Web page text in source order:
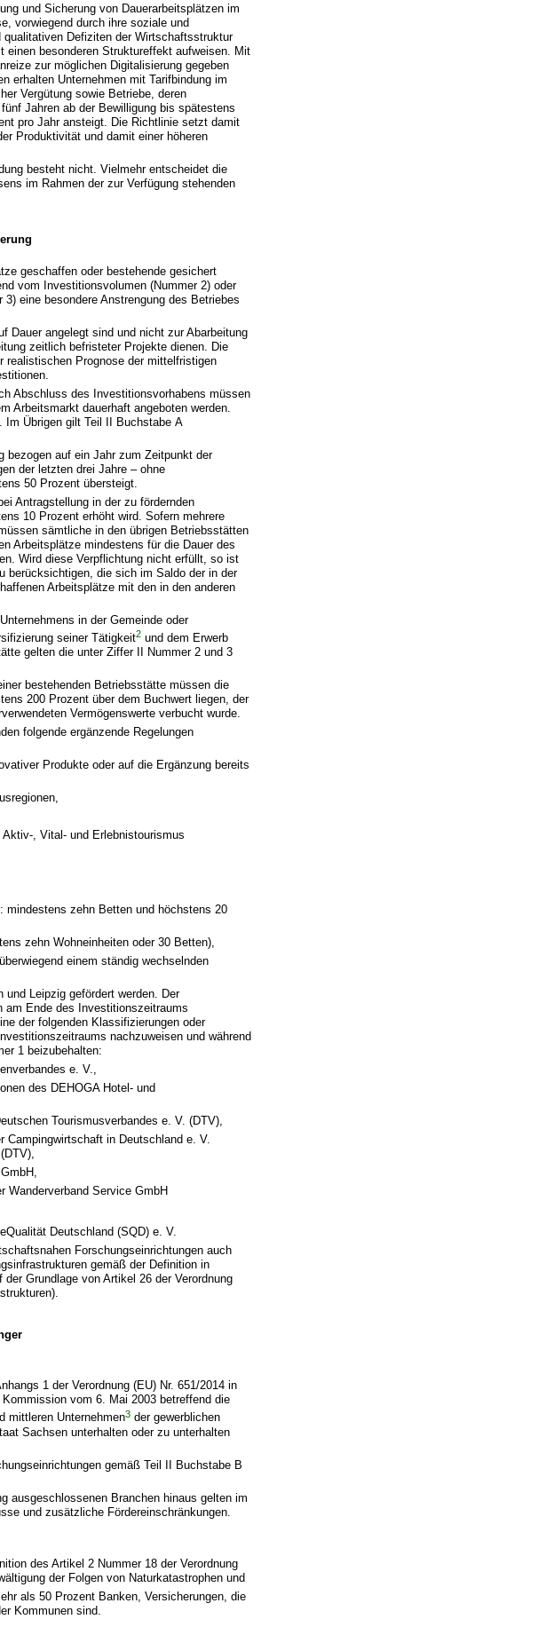
und Sicherung von Dauerarbeitsplätzen im
vorwiegend durch ihre soziale und
Defiziten der Wirtschaftsstruktur
einen besonderen Struktureffekt aufweisen. Mit
zur möglichen Digitalisierung gegeben
erhalten Unternehmen mit Tarifbindung im
Vergütung sowie Betriebe, deren
Jahren ab der Bewilligung bis spätestens
pro Jahr ansteigt. Die Richtlinie setzt damit
Produktivität und damit einer höheren
besteht nicht. Vielmehr entscheidet die
im Rahmen der zur Verfügung stehenden
geschaffen oder bestehende gesichert
vom Investitionsvolumen (Nummer 2) oder
eine besondere Anstrengung des Betriebes
Dauer angelegt sind und nicht zur Abarbeitung
zeitlich befristeter Projekte dienen. Die
realistischen Prognose der mittelfristigen
Abschluss des Investitionsvorhabens müssen
Arbeitsmarkt dauerhaft angeboten werden.
Im Übrigen gilt Teil II Buchstabe A
bezogen auf ein Jahr zum Zeitpunkt der
der letzten drei Jahre – ohne
50 Prozent übersteigt.
Antragstellung in der zu fördernden
10 Prozent erhöht wird. Sofern mehrere
sämtliche in den übrigen Betriebsstätten
Arbeitsplätze mindestens für die Dauer des
Wird diese Verpflichtung nicht erfüllt, so ist
berücksichtigen, die sich im Saldo der in der
Arbeitsplätze mit den in den anderen
in der Gemeinde oder
seiner Tätigkeit2und dem Erwerb
gelten die unter Ziffer II Nummer 2 und 3
bestehenden Betriebsstätte müssen die
200 Prozent über dem Buchwert liegen, der
Vermögenswerte verbucht wurde.
folgende ergänzende Regelungen
Produkte oder auf die Ergänzung bereits
, Vital- und Erlebnistourismus
mindestens zehn Betten und höchstens 20
zehn Wohneinheiten oder 30 Betten),
einem ständig wechselnden
Leipzig gefördert werden. Der
am Ende des Investitionszeitraums
der folgenden Klassifizierungen oder
nachzuweisen und während
1 beizubehalten:
e. V.,
des DEHOGA Hotel- und
Tourismusverbandes e. V. (DTV),
Campingwirtschaft in Deutschland e. V.
Wanderverband Service GmbH
Deutschland (SQD) e. V.
Forschungseinrichtungen auch
gemäß der Definition in
Grundlage von Artikel 26 der Verordnung
1 der Verordnung (EU) Nr. 651/2014 in
vom 6. Mai 2003 betreffend die
mittleren Unternehmen3der gewerblichen
Sachsen unterhalten oder zu unterhalten
gemäß Teil II Buchstabe B
ausgeschlossenen Branchen hinaus gelten im
und zusätzliche Fördereinschränkungen.
des Artikel 2 Nummer 18 der Verordnung
der Folgen von Naturkatastrophen und
als 50 Prozent Banken, Versicherungen, die
Kommunen sind.